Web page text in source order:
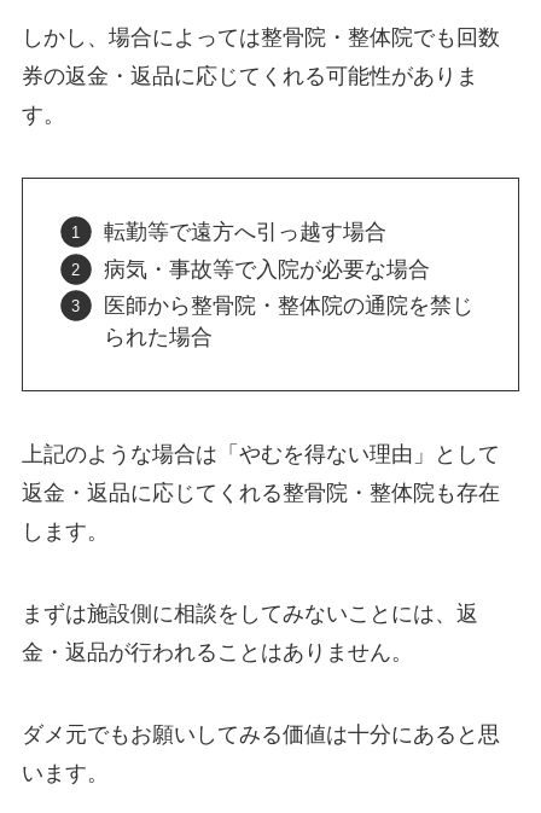
しかし、場合によっては整骨院・整体院でも回数
券の返金・返品に応じてくれる可能性がありま
す。
転勤等で遠方へ引っ越す場合
病気・事故等で入院が必要な場合
医師から整骨院・整体院の通院を禁じ
られた場合
上記のような場合は「やむを得ない理由」として
返金・返品に応じてくれる整骨院・整体院も存在
します。
まずは施設側に相談をしてみないことには、返
金・返品が行われることはありません。
ダメ元でもお願いしてみる価値は十分にあると思
います。